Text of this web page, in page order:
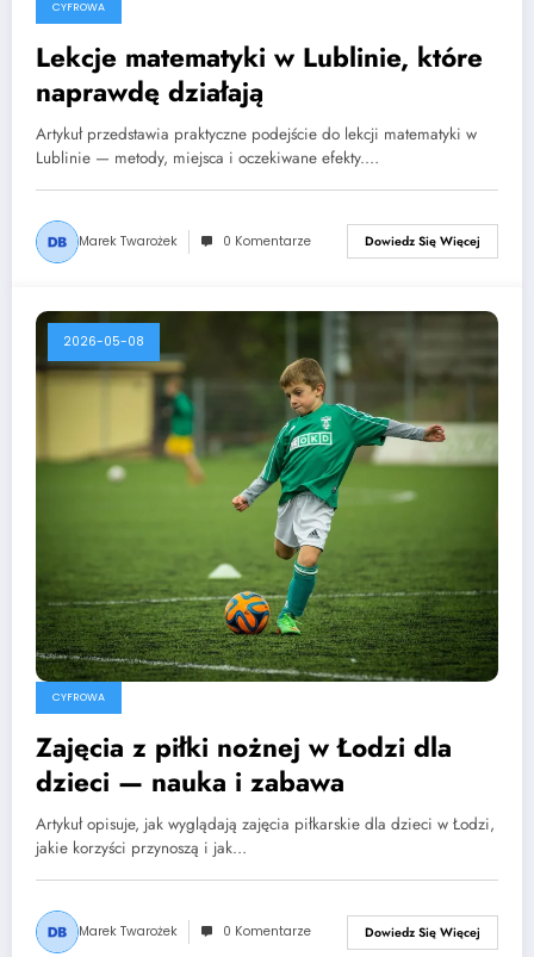
CYFROWA
Lekcje matematyki w Lublinie, które
naprawdę działają
Artykuł przedstawia praktyczne podejście do lekcji matematyki w
Lublinie — metody, miejsca i oczekiwane efekty.…
Marek Twarożek 0 Komentarze Dowiedz Się Więcej
2026-05-08
CYFROWA
Zajęcia z piłki nożnej w Łodzi dla
dzieci — nauka i zabawa
Artykuł opisuje, jak wyglądają zajęcia piłkarskie dla dzieci w Łodzi,
jakie korzyści przynoszą i jak…
Marek Twarożek 0 Komentarze Dowiedz Się Więcej